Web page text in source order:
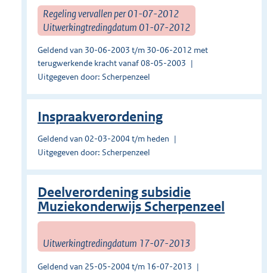
Regeling vervallen per 01-07-2012
Uitwerkingtredingdatum 01-07-2012
Geldend van 30-06-2003 t/m 30-06-2012 met
terugwerkende kracht vanaf 08-05-2003
Uitgegeven door: Scherpenzeel
Inspraakverordening
Geldend van 02-03-2004 t/m heden
Uitgegeven door: Scherpenzeel
Deelverordening subsidie
Muziekonderwijs Scherpenzeel
Uitwerkingtredingdatum 17-07-2013
Geldend van 25-05-2004 t/m 16-07-2013